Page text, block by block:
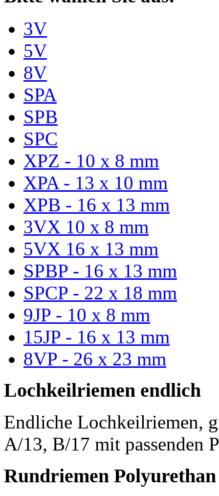
3V
5V
8V
SPA
SPB
SPC
XPZ - 10 x 8 mm
XPA - 13 x 10 mm
XPB - 16 x 13 mm
3VX 10 x 8 mm
5VX 16 x 13 mm
SPBP - 16 x 13 mm
SPCP - 22 x 18 mm
9JP - 10 x 8 mm
15JP - 16 x 13 mm
8VP - 26 x 23 mm
Lochkeilriemen endlich
Endliche Lochkeilriemen,
A/13, B/17 mit passenden
Rundriemen Polyurethan